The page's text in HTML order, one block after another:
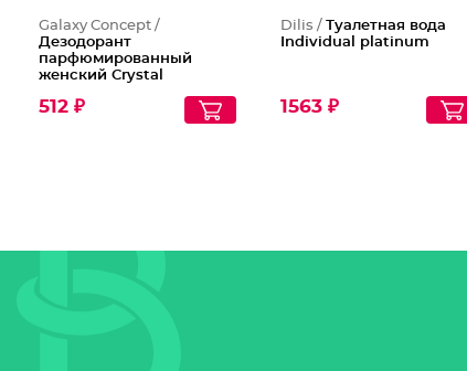
Galaxy Concept /
Дезодорант
парфюмированный
женский Crystal
512 ₽
Dilis / Туалетная вода
Individual platinum
1563 ₽